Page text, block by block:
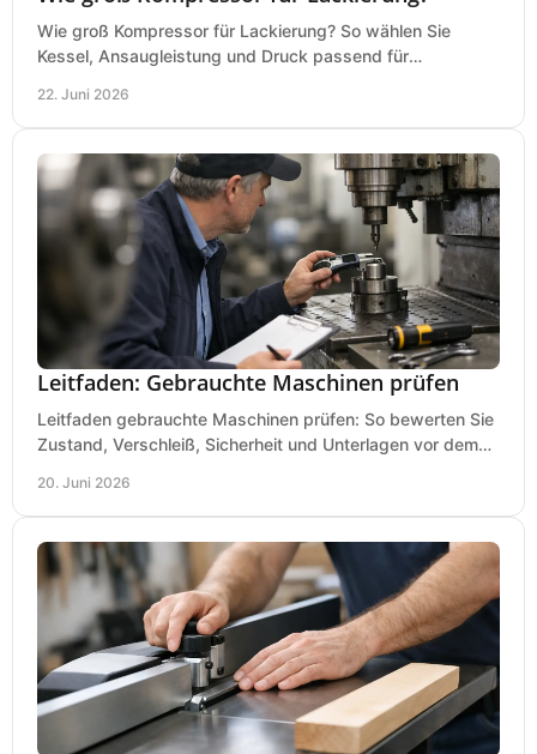
Wie groß Kompressor für Lackierung? So wählen Sie
Kessel, Ansaugleistung und Druck passend für
22. Juni 2026
Leitfaden: Gebrauchte Maschinen prüfen
Leitfaden gebrauchte Maschinen prüfen: So bewerten Sie
Zustand, Verschleiß, Sicherheit und Unterlagen vor dem
20. Juni 2026